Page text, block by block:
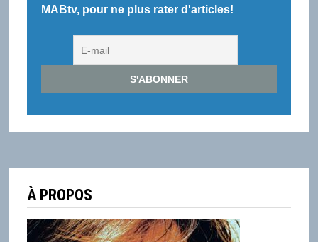
MABtv, pour ne plus rater d'articles!
À PROPOS